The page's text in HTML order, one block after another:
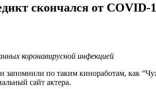
скончался от COVID-
коронавирусной инфекцией
запомнили по таким киноработам, как
сайт актера.